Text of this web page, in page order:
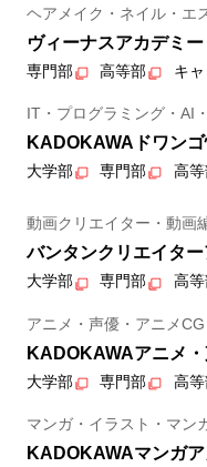
ヘアメイク・ネイル・エ
ヴィーナスアカデミー
専門部 高等部 キ
IT・プログラミング・AI
KADOKAWAドワン
大学部 専門部 高
動画クリエイター・動画
バンタンクリエイタ
大学部 専門部 高
アニメ・声優・アニメ
KADOKAWAアニメ
大学部 専門部 高
マンガ・イラスト・マン
KADOKAWAマンガ